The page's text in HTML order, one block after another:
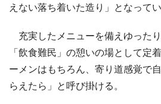
えない落ち着いた造り」となってい
充実したメニューを備えゆった
「飲食難民」の憩いの場として定
ーメンはもちろん、寄り道感覚で
らえたら」と呼び掛ける。